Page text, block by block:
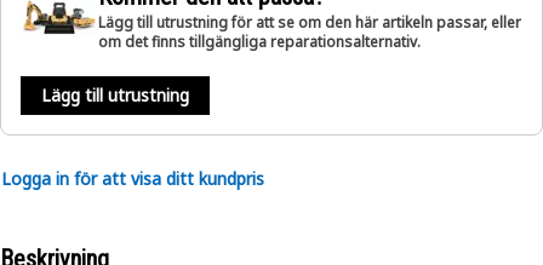
Lägg till utrustning för att se om den här artikeln passar, eller
om det finns tillgängliga reparationsalternativ.
Lägg till utrustning
Logga in för att visa ditt kundpris
Beskrivning